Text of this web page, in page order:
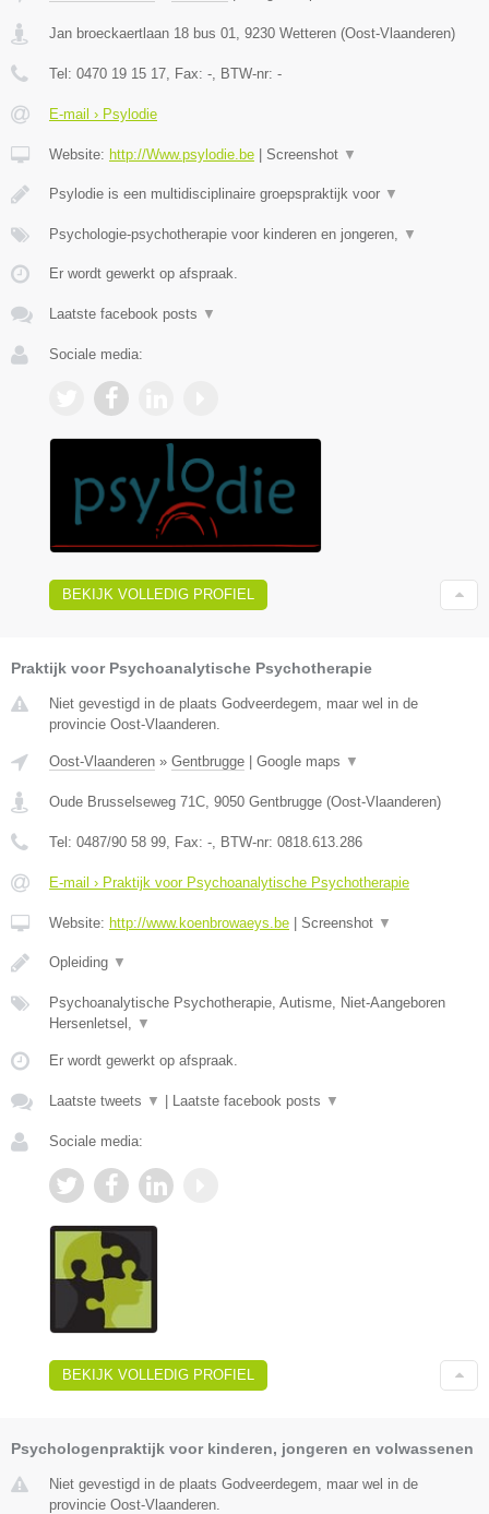
Jan broeckaertlaan 18 bus 01, 9230 Wetteren (Oost-Vlaanderen)
Tel: 0470 19 15 17, Fax: -, BTW-nr: -
E-mail › Psylodie
Website: http://Www.psylodie.be Screenshot ▼
Psylodie is een multidisciplinaire groepspraktijk voor ▼
Psychologie-psychotherapie voor kinderen en jongeren, ▼
Er wordt gewerkt op afspraak.
Laatste facebook posts ▼
Sociale media:
BEKIJK VOLLEDIG PROFIEL
Praktijk voor Psychoanalytische Psychotherapie
Niet gevestigd in de plaats Godveerdegem, maar wel in de
provincie Oost-Vlaanderen.
Oost-Vlaanderen » Gentbrugge Google maps ▼
Oude Brusselseweg 71C, 9050 Gentbrugge (Oost-Vlaanderen)
Tel: 0487/90 58 99, Fax: -, BTW-nr: 0818.613.286
E-mail › Praktijk voor Psychoanalytische Psychotherapie
Website: http://www.koenbrowaeys.be Screenshot ▼
Opleiding ▼
Psychoanalytische Psychotherapie, Autisme, Niet-Aangeboren
Hersenletsel, ▼
Er wordt gewerkt op afspraak.
Laatste tweets ▼ Laatste facebook posts ▼
Sociale media:
BEKIJK VOLLEDIG PROFIEL
Psychologenpraktijk voor kinderen, jongeren en volwassenen
Niet gevestigd in de plaats Godveerdegem, maar wel in de
provincie Oost-Vlaanderen.